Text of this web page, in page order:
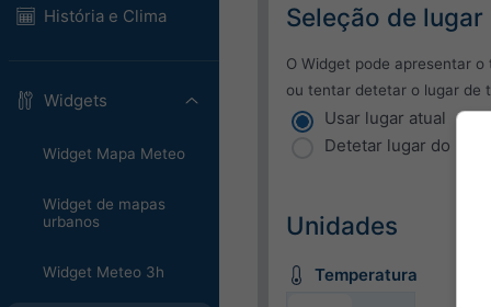
História e Clima
Widgets
Widget Mapa Meteo
Widget de mapas
urbanos
Widget Meteo 3h
Seleção de lugar
O Widget pode apresentar
ou tentar detetar o lugar de
Usar lugar atual
Detetar lugar do
Unidades
Temperatura